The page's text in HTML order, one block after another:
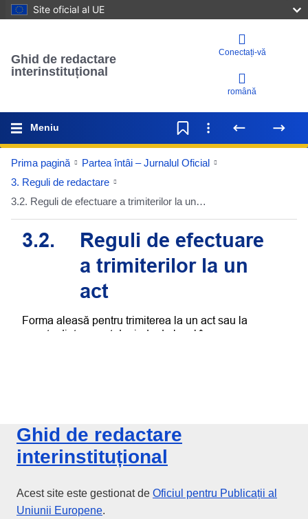
Site oficial al UE
Ghid de redactare
interinstituțional
Conectați-vă
română
Meniu
Prima pagină
Partea întâi – Jurnalul Oficial
3. Reguli de redactare
3.2. Reguli de efectuare a trimiterilor la un act
Ghid de redactare
interinstituțional
Acest site este gestionat de Oficiul pentru Publicații al
Uniunii Europene.